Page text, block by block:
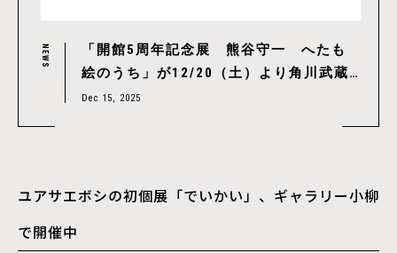
NEWS
「開館5周年記念展 熊谷守一 へたも
絵のうち」が12/20（土）より角川武蔵
野ミュージアムで開催、静けさにひらく
Dec 15, 2025
ユアサエボシの初個展「でいかい」、ギャラリー小柳
で開催中